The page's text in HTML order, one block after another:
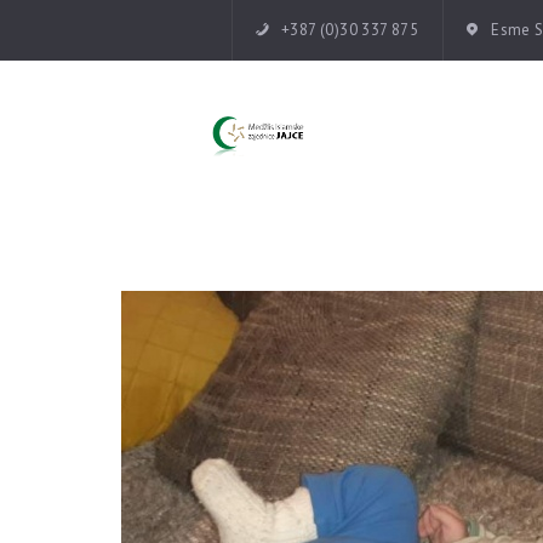
+387 (0)30 337 875 Esme